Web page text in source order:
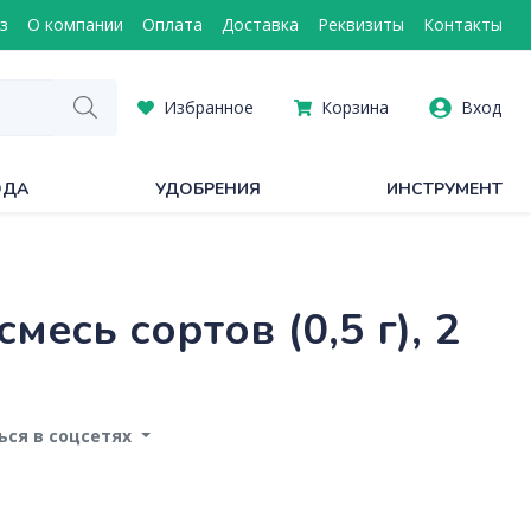
О компании Оплата Доставка Реквизиты Контакты
Избранное Корзина Вход
УДОБРЕНИЯ ИНСТРУМЕНТ
сортов (0,5 г), 2
в соцсетях